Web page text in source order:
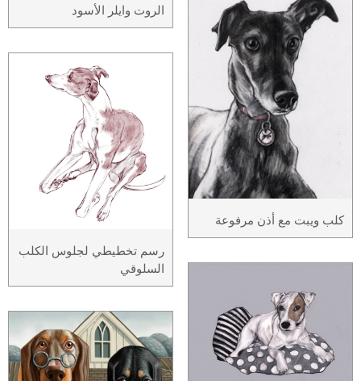
كلب ويبت مع أذن مرفوعة
الروت وايلر الأسود
رسم تخطيطي لجلوس الكلب
السلوقي